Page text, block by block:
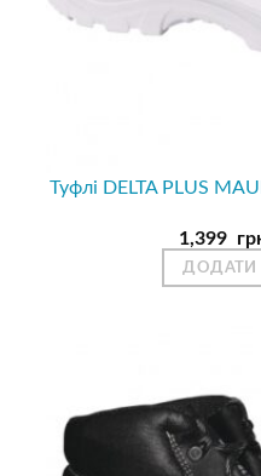
Туфлі DELTA PLUS
1,399
ДОДАТИ